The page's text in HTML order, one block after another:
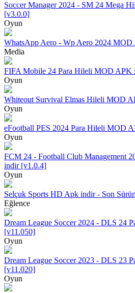
Soccer Manager 2024 - SM 24 Mega
[v3.0.0]
Oyun
WhatsApp Aero - Wp Aero 2024
Media
FIFA Mobile 24 Para Hileli MOD APK
Oyun
Whiteout Survival Elmas Hileli MOD
Oyun
eFootball PES 2024 Para Hileli MOD
Oyun
FCM 24 - Football Club Management
indir [v1.0.4]
Oyun
Selçuk Sports HD Apk indir - Son
Eğlence
Dream League Soccer 2024 - DLS 24
[v11.050]
Oyun
Dream League Soccer 2023 - DLS 23
[v11.020]
Oyun